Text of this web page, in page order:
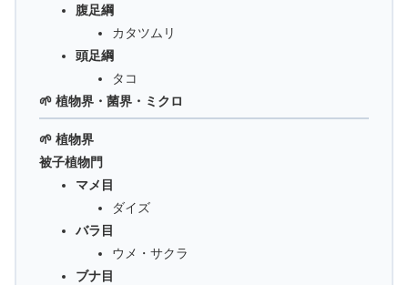
腹足綱
カタツムリ
頭足綱
タコ
🌱 植物界・菌界・ミクロ
🌱 植物界
被子植物門
マメ目
ダイズ
バラ目
ウメ・サクラ
ブナ目